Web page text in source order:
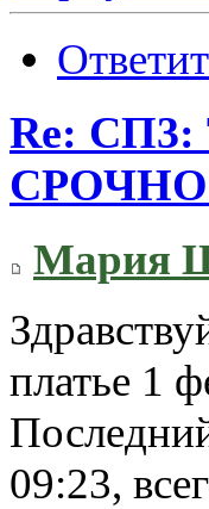
Re: СП3:
Мария
платье 1
09:23,